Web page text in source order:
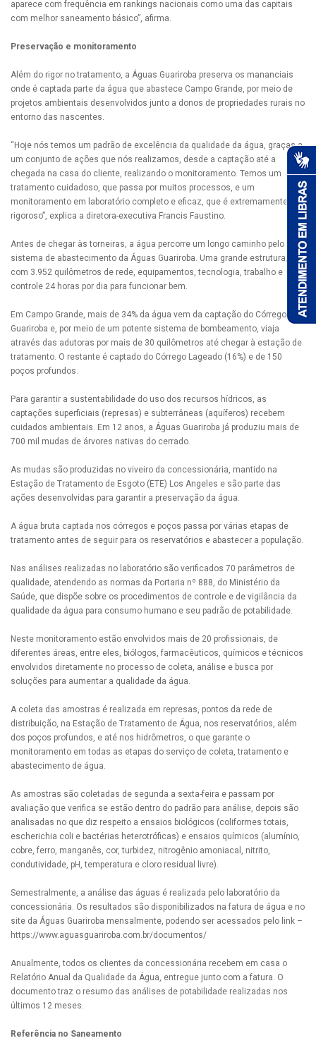
aparece com frequência em rankings nacionais como uma das capitais
com melhor saneamento básico”, afirma.
Preservação e monitoramento
Além do rigor no tratamento, a Águas Guariroba preserva os mananciais
onde é captada parte da água que abastece Campo Grande, por meio de
projetos ambientais desenvolvidos junto a donos de propriedades rurais no
entorno das nascentes.
“Hoje nós temos um padrão de excelência da qualidade da água, graças a
um conjunto de ações que nós realizamos, desde a captação até a
chegada na casa do cliente, realizando o monitoramento. Temos um
tratamento cuidadoso, que passa por muitos processos, e um
monitoramento em laboratório completo e eficaz, que é extremamente
rigoroso”, explica a diretora-executiva Francis Faustino.
Antes de chegar às torneiras, a água percorre um longo caminho pelo
sistema de abastecimento da Águas Guariroba. Uma grande estrutura,
com 3.952 quilômetros de rede, equipamentos, tecnologia, trabalho e
controle 24 horas por dia para funcionar bem.
Em Campo Grande, mais de 34% da água vem da captação do Córrego
Guariroba e, por meio de um potente sistema de bombeamento, viaja
através das adutoras por mais de 30 quilômetros até chegar à estação de
tratamento. O restante é captado do Córrego Lageado (16%) e de 150
poços profundos.
Para garantir a sustentabilidade do uso dos recursos hídricos, as
captações superficiais (represas) e subterrâneas (aquíferos) recebem
cuidados ambientais. Em 12 anos, a Águas Guariroba já produziu mais de
700 mil mudas de árvores nativas do cerrado.
As mudas são produzidas no viveiro da concessionária, mantido na
Estação de Tratamento de Esgoto (ETE) Los Angeles e são parte das
ações desenvolvidas para garantir a preservação da água.
A água bruta captada nos córregos e poços passa por várias etapas de
tratamento antes de seguir para os reservatórios e abastecer a população.
Nas análises realizadas no laboratório são verificados 70 parâmetros de
qualidade, atendendo as normas da Portaria nº 888, do Ministério da
Saúde, que dispõe sobre os procedimentos de controle e de vigilância da
qualidade da água para consumo humano e seu padrão de potabilidade.
Neste monitoramento estão envolvidos mais de 20 profissionais, de
diferentes áreas, entre eles, biólogos, farmacêuticos, químicos e técnicos
envolvidos diretamente no processo de coleta, análise e busca por
soluções para aumentar a qualidade da água.
A coleta das amostras é realizada em represas, pontos da rede de
distribuição, na Estação de Tratamento de Água, nos reservatórios, além
dos poços profundos, e até nos hidrômetros, o que garante o
monitoramento em todas as etapas do serviço de coleta, tratamento e
abastecimento de água.
As amostras são coletadas de segunda a sexta-feira e passam por
avaliação que verifica se estão dentro do padrão para análise, depois são
analisadas no que diz respeito a ensaios biológicos (coliformes totais,
escherichia coli e bactérias heterotróficas) e ensaios químicos (alumínio,
cobre, ferro, manganês, cor, turbidez, nitrogênio amoniacal, nitrito,
condutividade, pH, temperatura e cloro residual livre).
Semestralmente, a análise das águas é realizada pelo laboratório da
concessionária. Os resultados são disponibilizados na fatura de água e no
site da Águas Guariroba mensalmente, podendo ser acessados pelo link –
https://www.aguasguariroba.com.br/documentos/
Anualmente, todos os clientes da concessionária recebem em casa o
Relatório Anual da Qualidade da Água, entregue junto com a fatura. O
documento traz o resumo das análises de potabilidade realizadas nos
últimos 12 meses.
Referência no Saneamento